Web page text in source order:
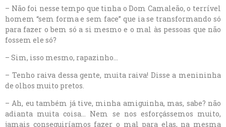
– Não foi nesse tempo que tinha o Dom Camaleão, o terrível
homem “sem forma e sem face” que ia se transformando só
para fazer o bem só a si mesmo e o mal às pessoas que não
fossem ele só?
– Sim, isso mesmo, rapazinho…
– Tenho raiva dessa gente, muita raiva! Disse a menininha
de olhos muito pretos.
– Ah, eu também já tive, minha amiguinha, mas, sabe? não
adianta muita coisa… Nem se nos esforçássemos muito,
jamais conseguiríamos fazer o mal para elas, na mesma